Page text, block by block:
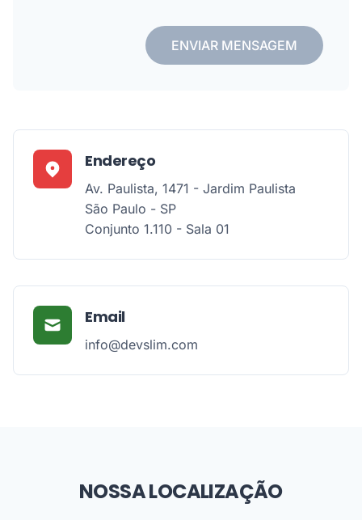
ENVIAR MENSAGEM
Endereço
Av. Paulista, 1471 - Jardim Paulista
São Paulo - SP
Conjunto 1.110 - Sala 01
Email
info@devslim.com
NOSSA LOCALIZAÇÃO